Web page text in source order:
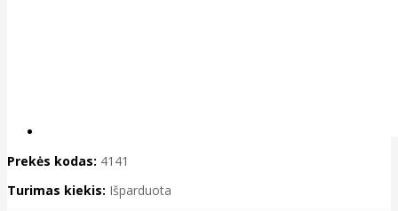
Prekės kodas: 4141
Turimas kiekis: Išparduota